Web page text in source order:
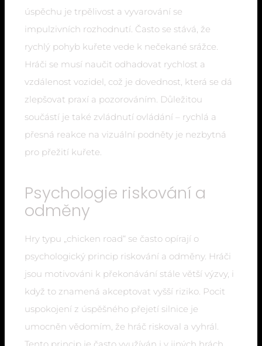
úspěchu je trpělivost a vyvarování se
impulzivních rozhodnutí. Často se stává, že
rychlý pohyb kuřete vede k nečekané srážce.
Hráči se musí naučit odhadovat rychlost a
vzdálenost vozidel, což je dovednost, která se dá
zlepšovat praxí a pozorováním. Důležitou
součástí je také zvládnutí ovládání – rychlá a
přesná reakce na vizuální podněty je nezbytná
pro přežití kuřete.
Psychologie riskování a
odměny
Hry typu „chicken road“ se často opírají o
psychologický princip riskování a odměny. Hráči
jsou motivováni k překonávání stále větší výzvy, i
když to znamená akceptovat vyšší riziko. Pocit
uspokojení z úspěšného přejetí silnice je
umocněn vědomím, že hráč riskoval a vyhrál.